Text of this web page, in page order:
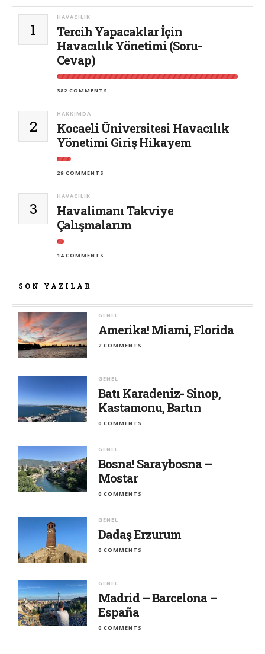
1
HAVACILIK
Tercih Yapacaklar İçin
Havacılık Yönetimi (Soru-
Cevap)
382 COMMENTS
2
HAKKIMDA
Kocaeli Üniversitesi Havacılık
Yönetimi Giriş Hikayem
29 COMMENTS
3
HAVACILIK
Havalimanı Takviye
Çalışmalarım
14 COMMENTS
SON YAZILAR
GENEL
Amerika! Miami, Florida
2 COMMENTS
GENEL
Batı Karadeniz- Sinop,
Kastamonu, Bartın
0 COMMENTS
GENEL
Bosna! Saraybosna –
Mostar
0 COMMENTS
GENEL
Dadaş Erzurum
0 COMMENTS
GENEL
Madrid – Barcelona –
España
0 COMMENTS